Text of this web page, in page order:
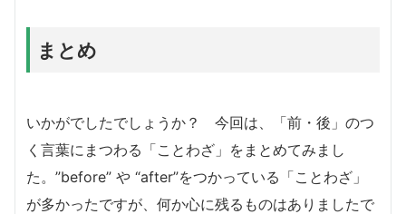
まとめ
いかがでしたでしょうか？ 今回は、「前・後」のつ
く言葉にまつわる「ことわざ」をまとめてみまし
た。”before” や “after”をつかっている「ことわざ」
が多かったですが、何か心に残るものはありましたで